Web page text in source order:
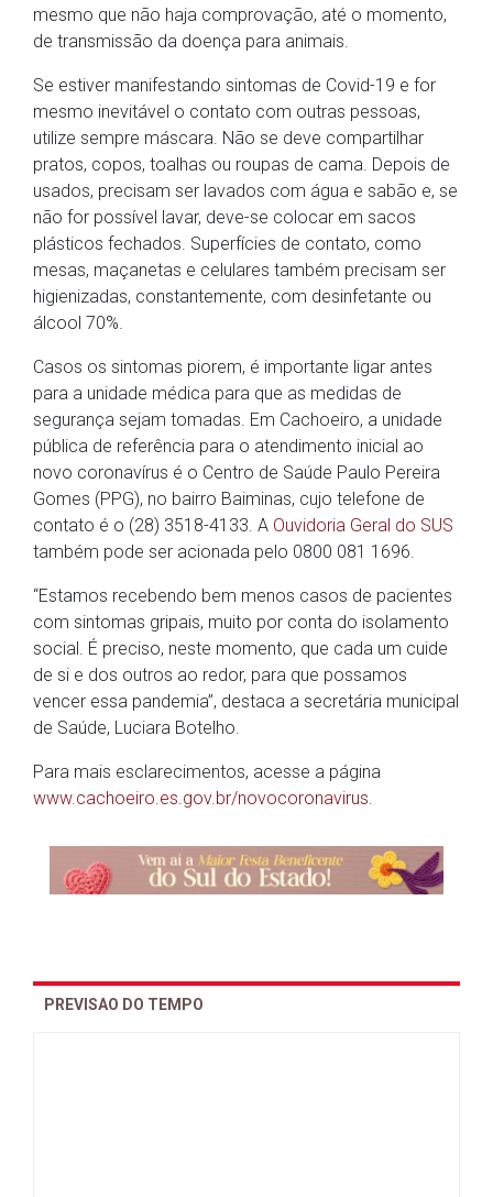
mesmo que não haja comprovação, até o momento,
de transmissão da doença para animais.
Se estiver manifestando sintomas de Covid-19 e for
mesmo inevitável o contato com outras pessoas,
utilize sempre máscara. Não se deve compartilhar
pratos, copos, toalhas ou roupas de cama. Depois de
usados, precisam ser lavados com água e sabão e, se
não for possível lavar, deve-se colocar em sacos
plásticos fechados. Superfícies de contato, como
mesas, maçanetas e celulares também precisam ser
higienizadas, constantemente, com desinfetante ou
álcool 70%.
Casos os sintomas piorem, é importante ligar antes
para a unidade médica para que as medidas de
segurança sejam tomadas. Em Cachoeiro, a unidade
pública de referência para o atendimento inicial ao
novo coronavírus é o Centro de Saúde Paulo Pereira
Gomes (PPG), no bairro Baiminas, cujo telefone de
contato é o (28) 3518-4133. A Ouvidoria Geral do SUS
também pode ser acionada pelo 0800 081 1696.
“Estamos recebendo bem menos casos de pacientes
com sintomas gripais, muito por conta do isolamento
social. É preciso, neste momento, que cada um cuide
de si e dos outros ao redor, para que possamos
vencer essa pandemia”, destaca a secretária municipal
de Saúde, Luciara Botelho.
Para mais esclarecimentos, acesse a página
www.cachoeiro.es.gov.br/novocoronavirus.
PREVISAO DO TEMPO